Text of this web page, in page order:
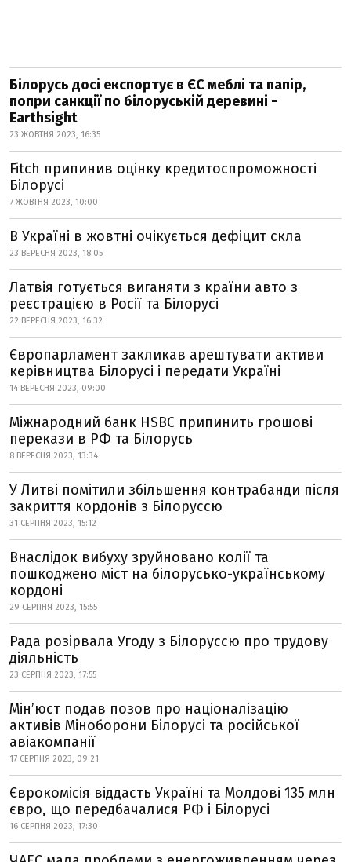
Білорусь досі експортує в ЄС меблі та папір,
попри санкції по білоруській деревині -
Earthsight
23 ЖОВТНЯ 2023, 16:35
Fitch припинив оцінку кредитоспроможності
Білорусі
7 ЖОВТНЯ 2023, 10:00
В Україні в жовтні очікується дефіцит скла
23 ВЕРЕСНЯ 2023, 18:05
Латвія готується виганяти з країни авто з
реєстрацією в Росії та Білорусі
22 ВЕРЕСНЯ 2023, 16:32
Європарламент закликав арештувати активи
керівництва Білорусі і передати Україні
14 ВЕРЕСНЯ 2023, 09:00
Міжнародний банк HSBC припинить грошові
перекази в РФ та Білорусь
8 ВЕРЕСНЯ 2023, 13:34
У Литві помітили збільшення контрабанди після
закриття кордонів з Білоруссю
31 СЕРПНЯ 2023, 15:12
Внаслідок вибуху зруйновано колії та
пошкоджено міст на білорусько-українському
кордоні
29 СЕРПНЯ 2023, 15:55
Рада розірвала Угоду з Білоруссю про трудову
діяльність
23 СЕРПНЯ 2023, 17:55
Мінʼюст подав позов про націоналізацію
активів Міноборони Білорусі та російської
авіакомпанії
17 СЕРПНЯ 2023, 09:21
Єврокомісія віддасть Україні та Молдові 135 млн
євро, що передбачалися РФ і Білорусі
16 СЕРПНЯ 2023, 17:30